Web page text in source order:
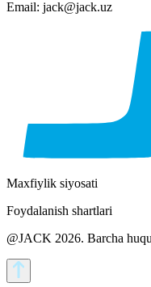
Email: jack@jack.uz
Maxfiylik siyosati
Foydalanish shartlari
@JACK 2026. Barcha